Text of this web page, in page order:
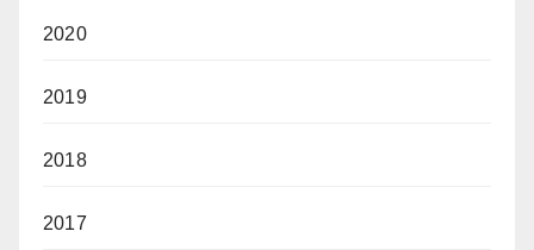
2020
2019
2018
2017